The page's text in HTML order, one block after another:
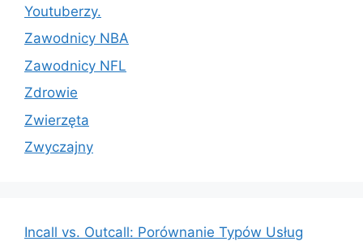
Youtuberzy.
Zawodnicy NBA
Zawodnicy NFL
Zdrowie
Zwierzęta
Zwyczajny
Incall vs. Outcall: Porównanie Typów Usług